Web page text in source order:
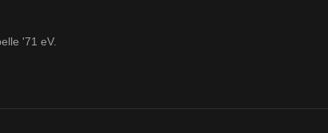
'71 eV.